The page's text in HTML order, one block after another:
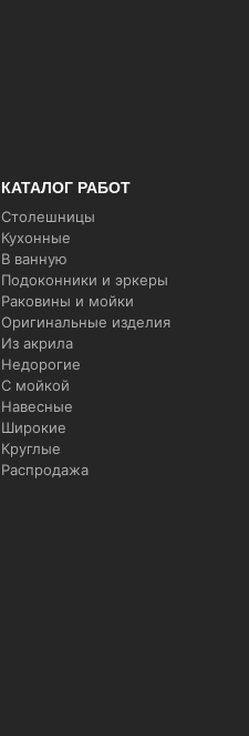
КАТАЛОГ РАБОТ
Столешницы
Кухонные
В ванную
Подоконники и эркеры
Раковины и мойки
Оригинальные изделия
Из акрила
Недорогие
С мойкой
Навесные
Широкие
Круглые
Распродажа